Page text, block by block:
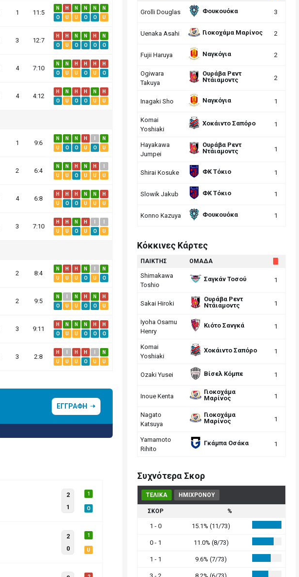
1 11:5
N H N N N
N
O
U U O O U
3 12:7
H H N N H
N
O
U O O O O
4 7:10
N N H H H
H
O
U U O U O
4 4:12
H N H H N
H
O
U O O U U
1 9:6
N N N H
N
U
O O U O U
2 6:4
N N H N H
U
U O U U U
4 6:8
H H H N N
H
U
O O U U U
3 7:10
H H N H
U
U O U O U
2 8:4
N H H N
N
U
U U O U O
2 9:5
N N H N
H
O
U U O O U
3 9:11
H N N N H
H
O
U U O O O
3 2:8
H H H
N
U
U U O U U
ΕΓΓΡΑΦΗ
2
1
1
O
2
0
1
U
Grolli Douglas Φουκουόκα 3
Uenaka Asahi Γιοκοχάμα Μαρίνος 2
Fujii Haruya Ναγκόγια 2
Ogiwara
Takuya
Ουράβα Ρεντ
Ντάιαμοντς
2
Inagaki Sho Ναγκόγια 1
Komai
Yoshiaki
Χοκάιντο Σαπόρο 1
Hayakawa
Jumpei
Ουράβα Ρεντ
Ντάιαμοντς
1
Shirai Kosuke ΦΚ Τόκιο 1
Slowik Jakub ΦΚ Τόκιο 1
Konno Kazuya Φουκουόκα 1
Κόκκινες Κάρτες
ΠΑΙΚΤΗΣ ΟΜΑΔΑ
Shimakawa
Toshio
Σαγκάν Τοσού 1
Sakai Hiroki
Ουράβα Ρεντ
Ντάιαμοντς
1
Iyoha Osamu
Henry
Κιότο Σανγκά 1
Komai
Yoshiaki
Χοκάιντο Σαπόρο 1
Ozaki Yusei Βίσελ Κόμπε 1
Inoue Kenta
Γιοκοχάμα
Μαρίνος
1
Nagato
Katsuya
Γιοκοχάμα
Μαρίνος
1
Yamamoto
Rihito
Γκάμπα Οσάκα 1
Συχνότερα Σκορ
ΤΕΛΙΚΑ ΗΜΙΧΡΟΝΟΥ
ΣΚΟΡ %
1 - 0 15.1% (11/73)
0 - 1 11.0% (8/73)
1 - 1 9.6% (7/73)